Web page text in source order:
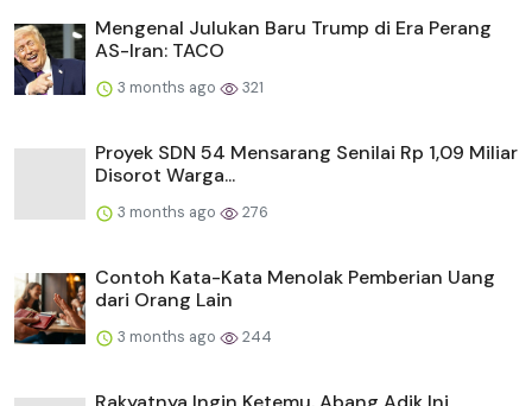
Mengenal Julukan Baru Trump di Era Perang
AS-Iran: TACO
3 months ago 321
Proyek SDN 54 Mensarang Senilai Rp 1,09 Miliar
Disorot Warga...
3 months ago 276
Contoh Kata-Kata Menolak Pemberian Uang
dari Orang Lain
3 months ago 244